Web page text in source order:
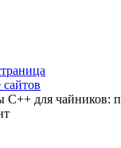
C++ для чайников: